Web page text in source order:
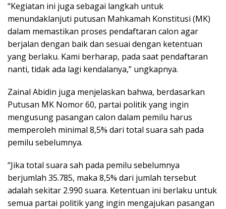
“Kegiatan ini juga sebagai langkah untuk
menundaklanjuti putusan Mahkamah Konstitusi (MK)
dalam memastikan proses pendaftaran calon agar
berjalan dengan baik dan sesuai dengan ketentuan
yang berlaku. Kami berharap, pada saat pendaftaran
nanti, tidak ada lagi kendalanya,” ungkapnya.
Zainal Abidin juga menjelaskan bahwa, berdasarkan
Putusan MK Nomor 60, partai politik yang ingin
mengusung pasangan calon dalam pemilu harus
memperoleh minimal 8,5% dari total suara sah pada
pemilu sebelumnya.
“Jika total suara sah pada pemilu sebelumnya
berjumlah 35.785, maka 8,5% dari jumlah tersebut
adalah sekitar 2.990 suara. Ketentuan ini berlaku untuk
semua partai politik yang ingin mengajukan pasangan